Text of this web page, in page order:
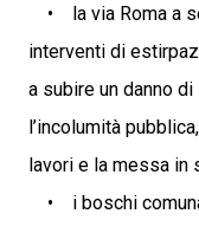
• la via Roma a
interventi di
a subire un danno
l’incolumità
lavori e la messa in
• i boschi